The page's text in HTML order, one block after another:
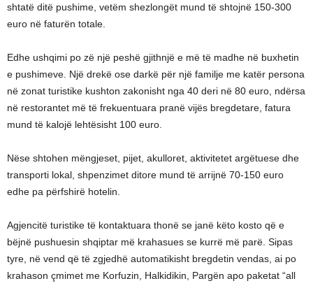
shtatë ditë pushime, vetëm shezlongët mund të shtojnë 150-300
euro në faturën totale.
Edhe ushqimi po zë një peshë gjithnjë e më të madhe në buxhetin
e pushimeve. Një drekë ose darkë për një familje me katër persona
në zonat turistike kushton zakonisht nga 40 deri në 80 euro, ndërsa
në restorantet më të frekuentuara pranë vijës bregdetare, fatura
mund të kalojë lehtësisht 100 euro.
Nëse shtohen mëngjeset, pijet, akulloret, aktivitetet argëtuese dhe
transporti lokal, shpenzimet ditore mund të arrijnë 70-150 euro
edhe pa përfshirë hotelin.
Agjencitë turistike të kontaktuara thonë se janë këto kosto që e
bëjnë pushuesin shqiptar më krahasues se kurrë më parë. Sipas
tyre, në vend që të zgjedhë automatikisht bregdetin vendas, ai po
krahason çmimet me Korfuzin, Halkidikin, Pargën apo paketat “all